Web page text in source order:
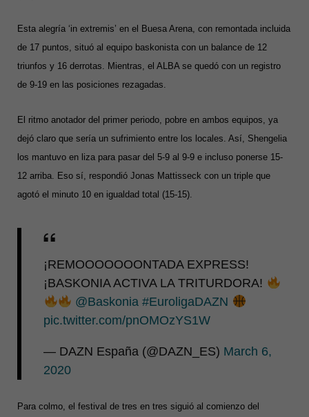
Esta alegría ‘in extremis’ en el Buesa Arena, con remontada incluida
de 17 puntos, situó al equipo baskonista con un balance de 12
triunfos y 16 derrotas. Mientras, el ALBA se quedó con un registro
de 9-19 en las posiciones rezagadas.
El ritmo anotador del primer periodo, pobre en ambos equipos, ya
dejó claro que sería un sufrimiento entre los locales. Así, Shengelia
los mantuvo en liza para pasar del 5-9 al 9-9 e incluso ponerse 15-
12 arriba. Eso sí, respondió Jonas Mattisseck con un triple que
agotó el minuto 10 en igualdad total (15-15).
¡REMOOOOOOONTADA EXPRESS!
¡BASKONIA ACTIVA LA TRITURDORA!
@Baskonia #EuroligaDAZN
pic.twitter.com/pnOMOzYS1W
— DAZN España (@DAZN_ES) March 6,
2020
Para colmo, el festival de tres en tres siguió al comienzo del